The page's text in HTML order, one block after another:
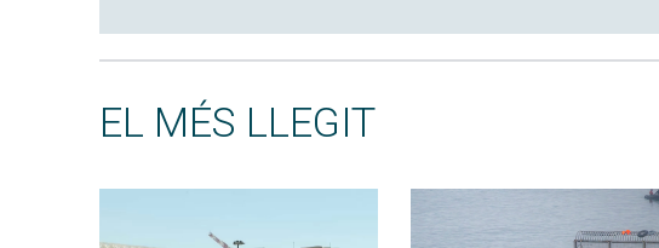
EL MÉS LLEGIT